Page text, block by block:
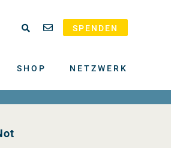
SPENDEN
SHOP NETZWERK